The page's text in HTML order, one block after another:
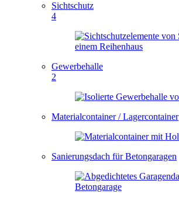
Sichtschutz
4
Gewerbehalle
2
Materialcontainer / Lagercontainer
Sanierungsdach für Betongaragen